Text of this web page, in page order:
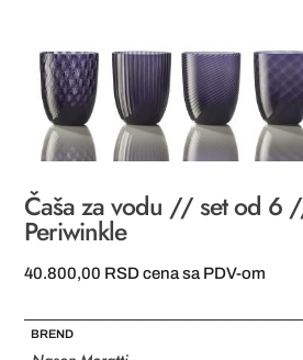
Čaša za vodu // set od 6
Periwinkle
40.800,00 RSD cena sa PDV-om
BREND